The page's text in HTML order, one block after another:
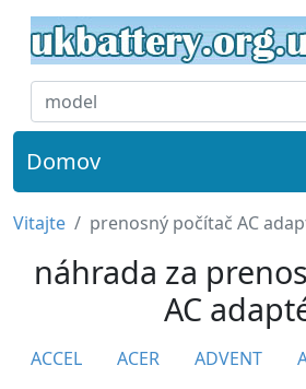
Domov
Vitajte prenosný počítač AC
náhrada za
AC
ACCEL ACER ADVENT